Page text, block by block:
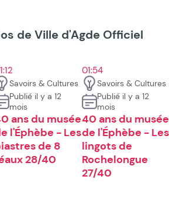
de Ville d'Agde Officiel
Savoirs & Cultures
Publié il y a 12
mois
ans du musée
l'Éphèbe - Les
de 8
28/40
01:54
Savoirs & Cultures
Publié il y a 12
mois
40 ans du musée
de l'Éphèbe - Les
lingots de
Rochelongue
27/40